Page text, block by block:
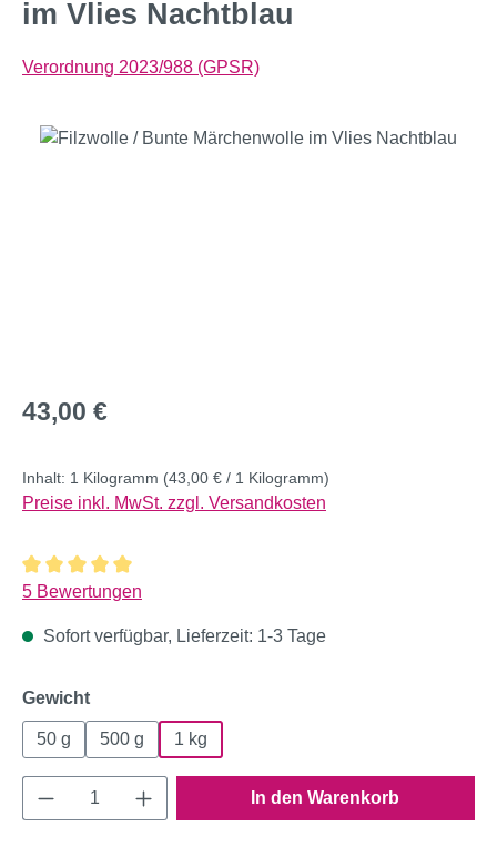
im Vlies Nachtblau
Verordnung 2023/988 (GPSR)
Bildergalerie überspringen
Regulärer Preis:
43,00 €
Inhalt: 1 Kilogramm (43,00 € / 1 Kilogramm)
Preise inkl. MwSt. zzgl. Versandkosten
Durchschnittliche Bewertung von 5 von 5 Sternen
5 Bewertungen
Sofort verfügbar, Lieferzeit: 1-3 Tage
Gewichtauswählen
50 g 500 g 1 kg
Produkt Anzahl: Gib den gewünschten
In den Warenkorb